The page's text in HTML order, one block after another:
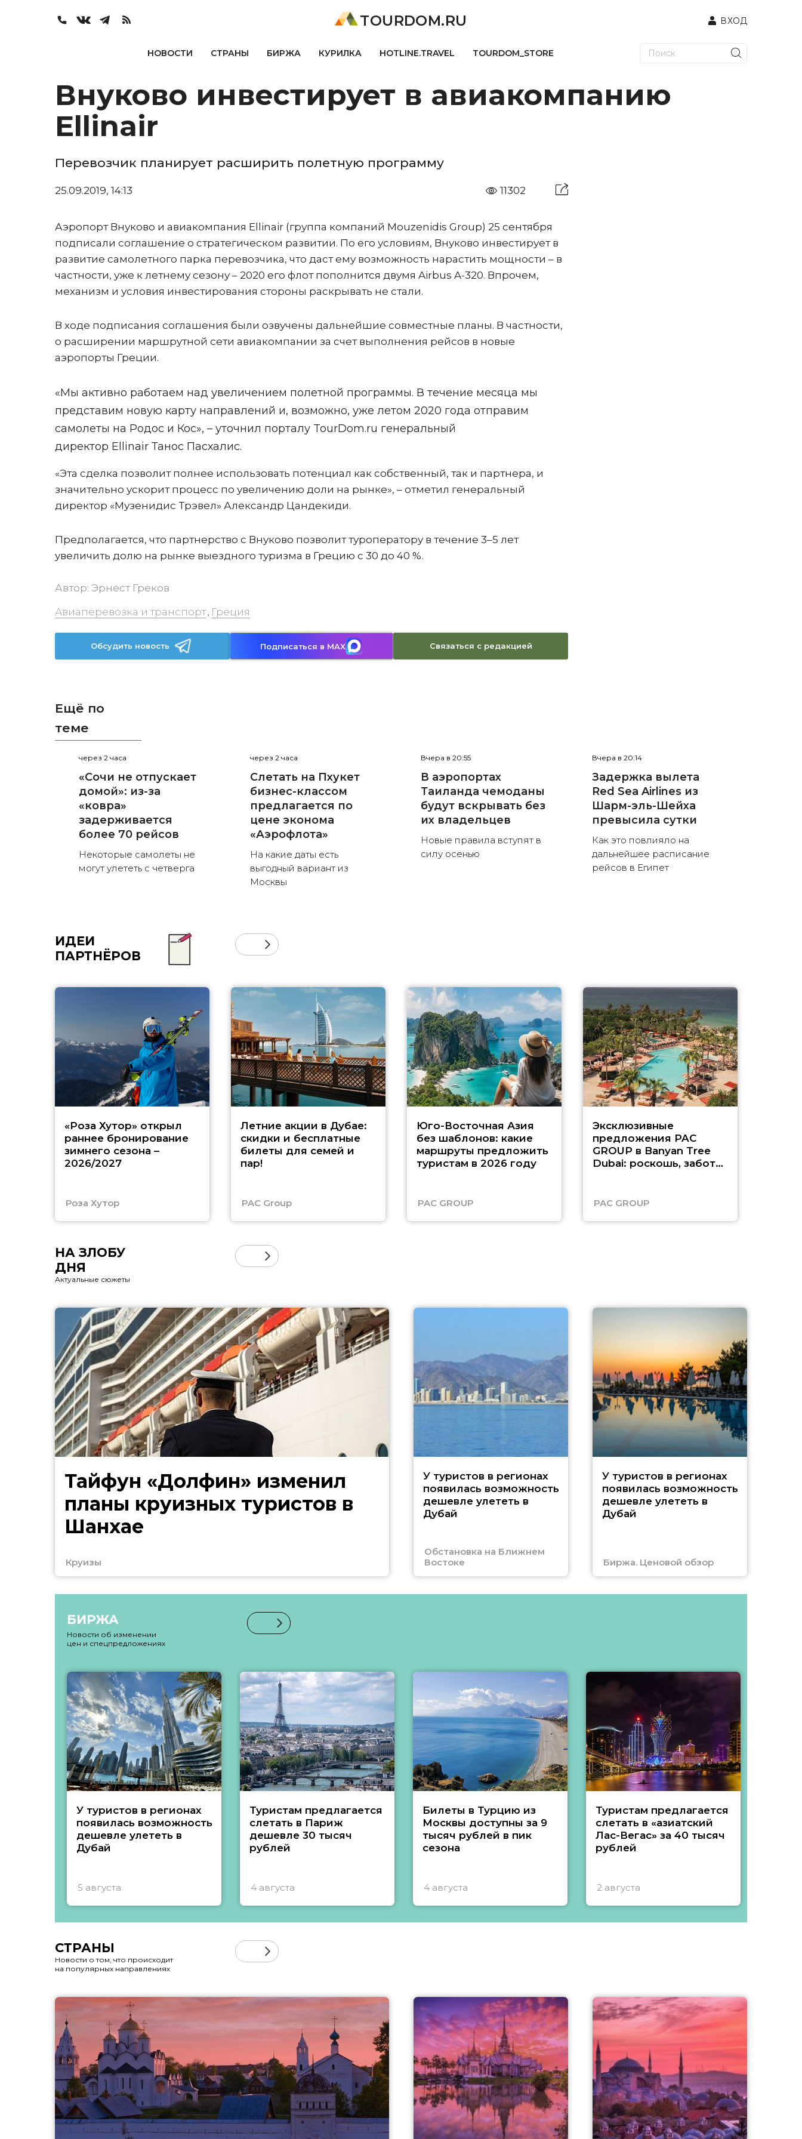
TOURDOM.RU ВХОД
НОВОСТИ СТРАНЫ БИРЖА КУРИЛКА HOTLINE.TRAVEL TOURDOM_STORE
Внуково инвестирует в авиакомпанию
Ellinair
Перевозчик планирует расширить полетную программу
25.09.2019, 14:13 11302
Аэропорт Внуково и авиакомпания Ellinair (группа компаний Mouzenidis Group) 25 сентября
подписали соглашение о стратегическом развитии. По его условиям, Внуково инвестирует в
развитие самолетного парка перевозчика, что даст ему возможность нарастить мощности – в
частности, уже к летнему сезону – 2020 его флот пополнится двумя Airbus A-320. Впрочем,
механизм и условия инвестирования стороны раскрывать не стали.
В ходе подписания соглашения были озвучены дальнейшие совместные планы. В частности,
о расширении маршрутной сети авиакомпании за счет выполнения рейсов в новые
аэропорты Греции.
«Мы активно работаем над увеличением полетной программы. В течение месяца мы
представим новую карту направлений и, возможно, уже летом 2020 года отправим
самолеты на Родос и Кос», – уточнил порталу TourDom.ru генеральный
директор Ellinair Танос Пасхалис.
«Эта сделка позволит полнее использовать потенциал как собственный, так и партнера, и
значительно ускорит процесс по увеличению доли на рынке», – отметил генеральный
директор «Музенидис Трэвел» Александр Цандекиди.
Предполагается, что партнерство с Внуково позволит туроператору в течение 3–5 лет
увеличить долю на рынке выездного туризма в Грецию с 30 до 40 %.
Автор: Эрнест Греков
Авиаперевозка и транспорт, Греция
Обсудить новость Подписаться в MAX Связаться с редакцией
Ещё по
теме
через 2 часа
«Сочи не отпускает
домой»: из-за
«ковра»
задерживается
более 70 рейсов
Некоторые самолеты не
могут улететь с четверга
через 2 часа
Слетать на Пхукет
бизнес-классом
предлагается по
цене эконома
«Аэрофлота»
На какие даты есть
выгодный вариант из
Москвы
Вчера в 20:55
В аэропортах
Таиланда чемоданы
будут вскрывать без
их владельцев
Новые правила вступят в
силу осенью
Вчера в 20:14
Задержка вылета
Red Sea Airlines из
Шарм-эль-Шейха
превысила сутки
Как это повлияло на
дальнейшее расписание
рейсов в Египет
ИДЕИ
ПАРТНЁРОВ
«Роза Хутор» открыл
раннее бронирование
зимнего сезона –
2026/2027
Роза Хутор
Летние акции в Дубае:
скидки и бесплатные
билеты для семей и
пар!
PAC Group
Юго-Восточная Азия
без шаблонов: какие
маршруты предложить
туристам в 2026 году
PAC GROUP
Эксклюзивные
предложения PAC
GROUP в Banyan Tree
Dubai: роскошь, забота
PAC GROUP
НА ЗЛОБУ
ДНЯ
Актуальные сюжеты
Тайфун «Долфин» изменил
планы круизных туристов в
Шанхае
Круизы
У туристов в регионах
появилась возможность
дешевле улететь в
Дубай
Обстановка на Ближнем
Востоке
У туристов в регионах
появилась возможность
дешевле улететь в
Дубай
Биржа. Ценовой обзор
БИРЖА
Новости об изменении
цен и спецпредложениях
У туристов в регионах
появилась возможность
дешевле улететь в
Дубай
5 августа
Туристам предлагается
слетать в Париж
дешевле 30 тысяч
рублей
4 августа
Билеты в Турцию из
Москвы доступны за 9
тысяч рублей в пик
сезона
4 августа
Туристам предлагается
слетать в «азиатский
Лас-Вегас» за 40 тысяч
рублей
2 августа
СТРАНЫ
Новости о том, что происходит
на популярных направлениях